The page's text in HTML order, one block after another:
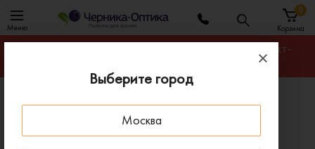
Выберите город
Москва
Меню Корзина
0
Гарантируем лучшую цену на любую оправу в Санкт-
Главная
Солнцезащитные очки
Солнцезащитные очки CARRERA 152/S 6LB